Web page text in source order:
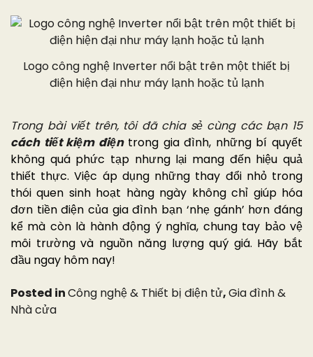
Logo công nghệ Inverter nổi bật trên một thiết bị
điện hiện đại như máy lạnh hoặc tủ lạnh
Trong bài viết trên, tôi đã chia sẻ cùng các bạn 15
cách tiết kiệm điệntrong gia đình, những bí quyết
không quá phức tạp nhưng lại mang đến hiệu quả
thiết thực. Việc áp dụng những thay đổi nhỏ trong
thói quen sinh hoạt hàng ngày không chỉ giúp hóa
đơn tiền điện của gia đình bạn ‘nhẹ gánh’ hơn đáng
kể mà còn là hành động ý nghĩa, chung tay bảo vệ
môi trường và nguồn năng lượng quý giá. Hãy bắt
đầu ngay hôm nay!
Posted inCông nghệ & Thiết bị điện tử,Gia đình &
Nhà cửa